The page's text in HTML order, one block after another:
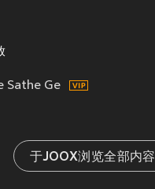
Sathe Ge
于JOOX浏览全部内容